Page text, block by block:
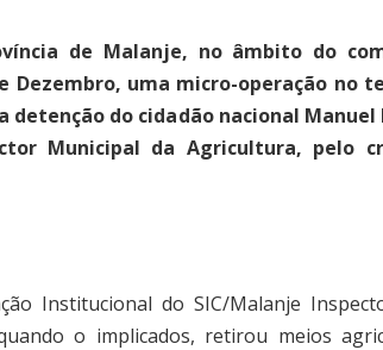
de Malanje, no âmbito do
Dezembro, uma micro-operação no
do cidadão nacional
Municipal da Agricultura, pelo
Institucional do SIC/Malanje
o implicados, retirou meios